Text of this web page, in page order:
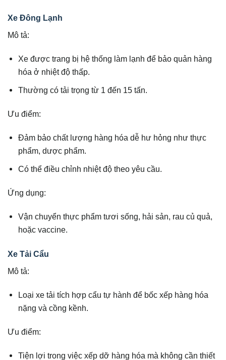
Xe Đông Lạnh
Mô tả:
Xe được trang bị hệ thống làm lạnh để bảo quản hàng
hóa ở nhiệt độ thấp.
Thường có tải trọng từ 1 đến 15 tấn.
Ưu điểm:
Đảm bảo chất lượng hàng hóa dễ hư hỏng như thực
phẩm, dược phẩm.
Có thể điều chỉnh nhiệt độ theo yêu cầu.
Ứng dụng:
Vận chuyển thực phẩm tươi sống, hải sản, rau củ quả,
hoặc vaccine.
Xe Tải Cẩu
Mô tả:
Loại xe tải tích hợp cẩu tự hành để bốc xếp hàng hóa
nặng và cồng kềnh.
Ưu điểm:
Tiện lợi trong việc xếp dỡ hàng hóa mà không cần thiết